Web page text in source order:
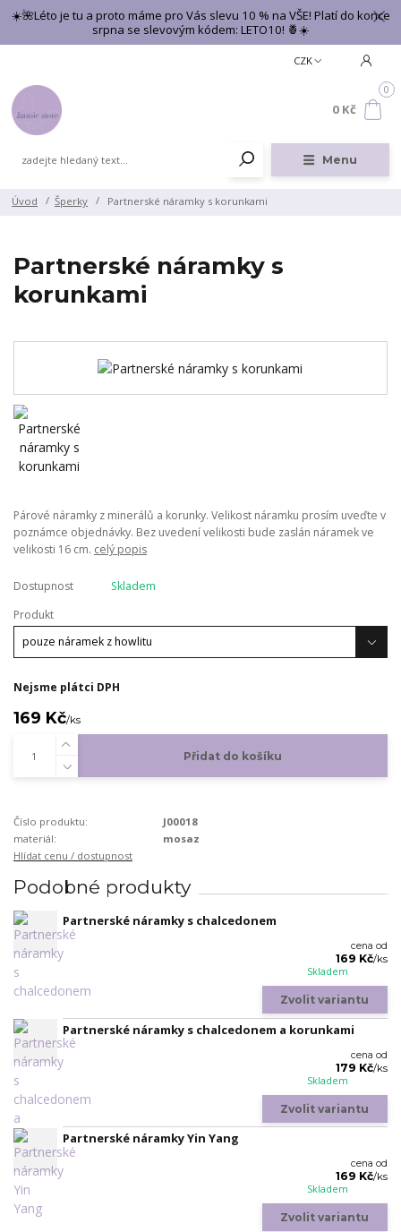
☀️🌺Léto je tu a proto máme pro Vás slevu 10 % na VŠE! Platí do konce
srpna se slevovým kódem: LETO10! 🍍☀️
Menu
CZK
0
0 Kč
Úvod Šperky Partnerské náramky s korunkami
Partnerské náramky s
korunkami
Párové náramky z minerálů a korunky. Velikost náramku prosím uveďte v
poznámce objednávky. Bez uvedení velikosti bude zaslán náramek ve
velikosti 16 cm. celý popis
Dostupnost
Skladem
Produkt
Nejsme plátci DPH
169 Kč/ks
Přidat do košíku
Číslo produktu:
J00018
materiál:
mosaz
Hlídat cenu / dostupnost
Podobné produkty
Partnerské náramky s chalcedonem
cena od
169 Kč/ks
Skladem
Zvolit variantu
Partnerské náramky s chalcedonem a korunkami
cena od
179 Kč/ks
Skladem
Zvolit variantu
Partnerské náramky Yin Yang
cena od
169 Kč/ks
Skladem
Zvolit variantu